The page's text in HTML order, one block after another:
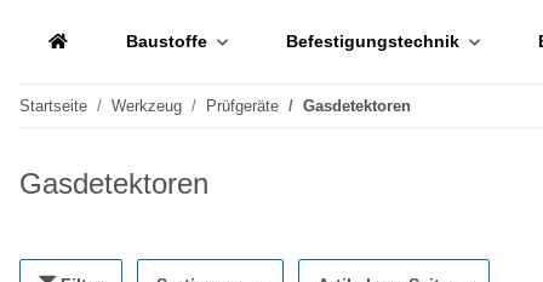
Baustoffe Befestigungstechnik
Startseite Werkzeug Prüfgeräte Gasdetektoren
Gasdetektoren